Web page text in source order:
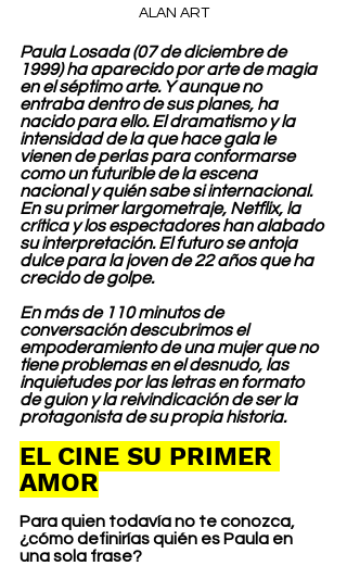
ALAN ART
Paula Losada (07 de diciembre de
1999) ha aparecido por arte de magia
en el séptimo arte. Y aunque no
entraba dentro de sus planes, ha
nacido para ello. El dramatismo y la
intensidad de la que hace gala le
vienen de perlas para conformarse
como un futurible de la escena
nacional y quién sabe si internacional.
En su primer largometraje, Netflix, la
crítica y los espectadores han alabado
su interpretación. El futuro se antoja
dulce para la joven de 22 años que ha
crecido de golpe.
En más de 110 minutos de
conversación descubrimos el
empoderamiento de una mujer que no
tiene problemas en el desnudo, las
inquietudes por las letras en formato
de guion y la reivindicación de ser la
protagonista de su propia historia.
EL CINE SU PRIMER
AMOR
Para quien todavía no te conozca,
¿cómo definirías quién es Paula en
una sola frase?